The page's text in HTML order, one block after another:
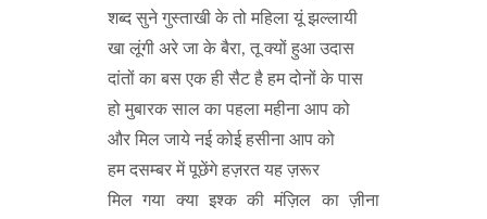
शब्द सुने गुस्ताखी के तो महिला यूं झल्लायी
खा लूंगी अरे जा के बैरा, तू क्यों हुआ उदास
दांतों का बस एक ही सैट है हम दोनों के पास
हो मुबारक साल का पहला महीना आप को
और मिल जाये नई कोई हसीना आप को
हम दसम्बर में पूछेंगे हज़रत यह ज़रूर
मिल गया क्या इश्क की मंज़िल का ज़ीना